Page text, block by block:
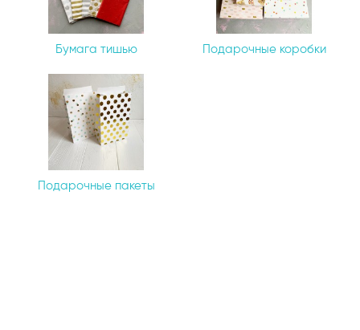
Бумага тишью Подарочные коробки
Подарочные пакеты